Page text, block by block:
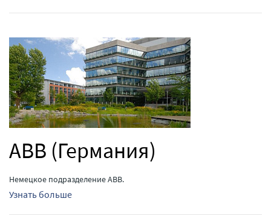
ABB (Германия)
Немецкое подразделение ABB.
Узнать больше